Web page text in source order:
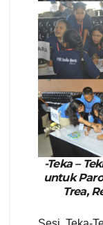
-Teka –
untuk
Trea,